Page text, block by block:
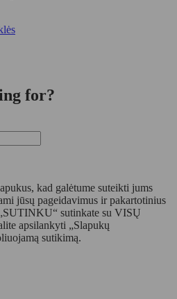
for?
kad galėtume suteikti jums
jūsų pageidavimus ir pakartotinius
sutinkate su VISŲ
apsilankyti „Slapukų
sutikimą.